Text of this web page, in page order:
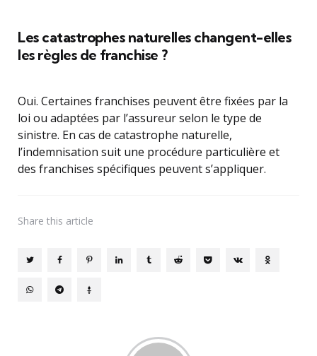
Les catastrophes naturelles changent-elles
les règles de franchise ?
Oui. Certaines franchises peuvent être fixées par la
loi ou adaptées par l’assureur selon le type de
sinistre. En cas de catastrophe naturelle,
l’indemnisation suit une procédure particulière et
des franchises spécifiques peuvent s’appliquer.
Share this article